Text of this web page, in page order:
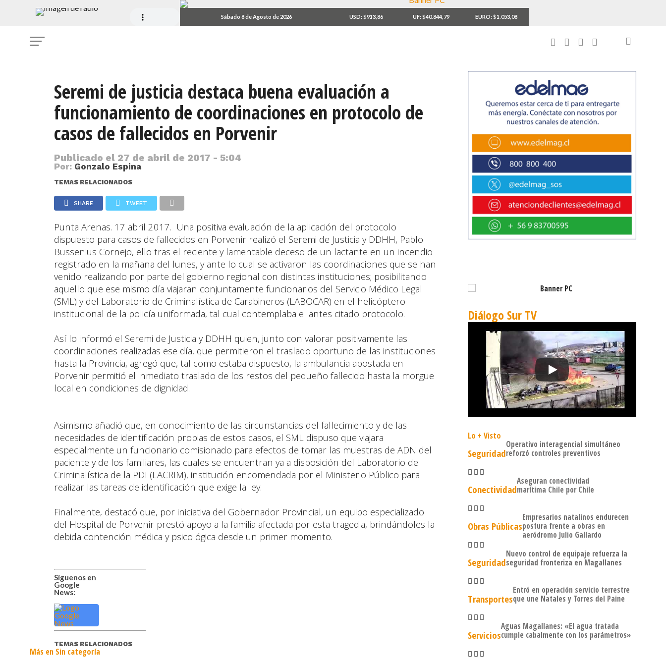
Sábado 8 de Agosto de 2026 USD: $913,86 UF: $40.844,79 EURO: $1.053,08
Seremi de justicia destaca buena evaluación a
funcionamiento de coordinaciones en protocolo de
casos de fallecidos en Porvenir
Publicado el 27 de abril de 2017 - 5:04
Por: Gonzalo Espina
TEMAS RELACIONADOS
SHARE TWEET
Punta Arenas. 17 abril 2017. Una positiva evaluación de la aplicación del protocolo
dispuesto para casos de fallecidos en Porvenir realizó el Seremi de Justicia y DDHH, Pablo
Bussenius Cornejo, ello tras el reciente y lamentable deceso de un lactante en un incendio
registrado en la mañana del lunes, y ante lo cual se activaron las coordinaciones que se han
venido realizando por parte del gobierno regional con distintas instituciones; posibilitando
aquello que ese mismo día viajaran conjuntamente funcionarios del Servicio Médico Legal
(SML) y del Laboratorio de Criminalística de Carabineros (LABOCAR) en el helicóptero
institucional de la policía uniformada, tal cual contemplaba el antes citado protocolo.
Así lo informó el Seremi de Justicia y DDHH quien, junto con valorar positivamente las
coordinaciones realizadas ese día, que permitieron el traslado oportuno de las instituciones
hasta la Provincia, agregó que, tal como estaba dispuesto, la ambulancia apostada en
Porvenir permitió el inmediato traslado de los restos del pequeño fallecido hasta la morgue
local en condiciones de dignidad.
Asimismo añadió que, en conocimiento de las circunstancias del fallecimiento y de las
necesidades de identificación propias de estos casos, el SML dispuso que viajara
especialmente un funcionario comisionado para efectos de tomar las muestras de ADN del
paciente y de los familiares, las cuales se encuentran ya a disposición del Laboratorio de
Criminalística de la PDI (LACRIM), institución encomendada por el Ministerio Público para
realizar las tareas de identificación que exige la ley.
Finalmente, destacó que, por iniciativa del Gobernador Provincial, un equipo especializado
del Hospital de Porvenir prestó apoyo a la familia afectada por esta tragedia, brindándoles la
debida contención médica y psicológica desde un primer momento.
Síguenos en
Google
News:
TEMAS RELACIONADOS
Más en Sin categoría
Diálogo Sur TV
Lo + Visto
Seguridad
Operativo interagencial simultáneo
reforzó controles preventivos
Conectividad
Aseguran conectividad
marítima Chile por Chile
Obras Públicas
Empresarios natalinos endurecen
postura frente a obras en
aeródromo Julio Gallardo
Seguridad
Nuevo control de equipaje refuerza la
seguridad fronteriza en Magallanes
Transportes
Entró en operación servicio terrestre
que une Natales y Torres del Paine
Servicios
Aguas Magallanes: «El agua tratada
cumple cabalmente con los parámetros»